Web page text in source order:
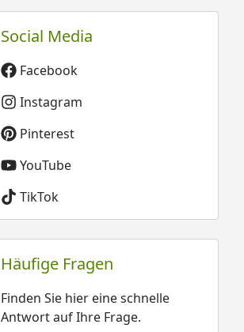
Social Media
Facebook
Instagram
Pinterest
YouTube
TikTok
Häufige Fragen
Finden Sie hier eine schnelle
Antwort auf Ihre Frage.